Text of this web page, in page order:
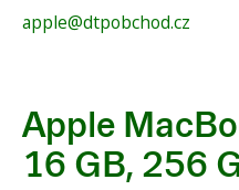
apple@dtpobchod.cz
Apple
16 GB, 256